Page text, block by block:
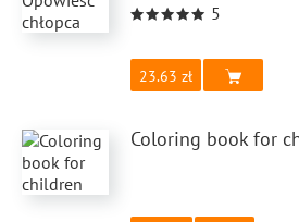
5
23.63
Coloring book for